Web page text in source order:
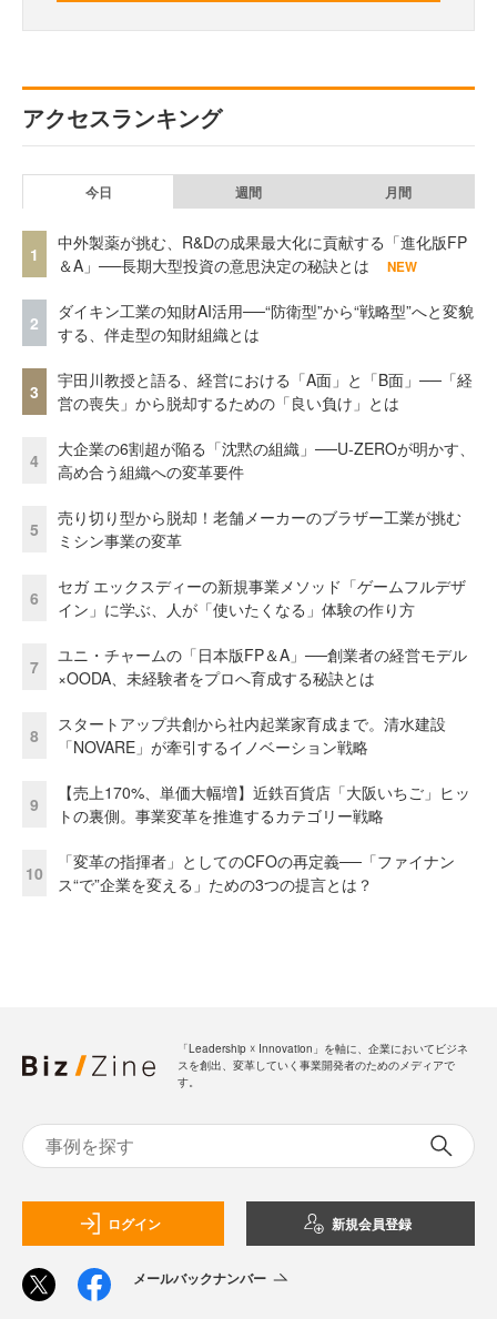
アクセスランキング
今日 週間 月間
1
中外製薬が挑む、R&Dの成果最大化に貢献する「進化版FP
＆A」──長期大型投資の意思決定の秘訣とは
NEW
2
ダイキン工業の知財AI活用──“防衛型”から“戦略型”へと変貌
する、伴走型の知財組織とは
3
宇田川教授と語る、経営における「A面」と「B面」──「経
営の喪失」から脱却するための「良い負け」とは
4
大企業の6割超が陥る「沈黙の組織」──U-ZEROが明かす、
高め合う組織への変革要件
5
売り切り型から脱却！老舗メーカーのブラザー工業が挑む
ミシン事業の変革
6
セガ エックスディーの新規事業メソッド「ゲームフルデザ
イン」に学ぶ、人が「使いたくなる」体験の作り方
7
ユニ・チャームの「日本版FP＆A」──創業者の経営モデル
×OODA、未経験者をプロへ育成する秘訣とは
8
スタートアップ共創から社内起業家育成まで。清水建設
「NOVARE」が牽引するイノベーション戦略
9
【売上170%、単価大幅増】近鉄百貨店「大阪いちご」ヒッ
トの裏側。事業変革を推進するカテゴリー戦略
10
「変革の指揮者」としてのCFOの再定義──「ファイナン
ス“で”企業を変える」ための3つの提言とは？
「Leadership ☓ Innovation」を軸に、企業においてビジネ
スを創出、変革していく事業開発者のためのメディアで
す。
ログイン 新規会員登録
メールバックナンバー